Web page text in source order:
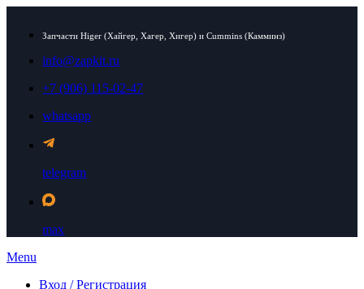
Запчасти Higer (Хайгер, Хагер, Хигер) и Cummins (Камминз)
info@zapkit.ru
+7 (906) 115-02-47
whatsapp
telegram
max
Menu
Вход / Регистрация